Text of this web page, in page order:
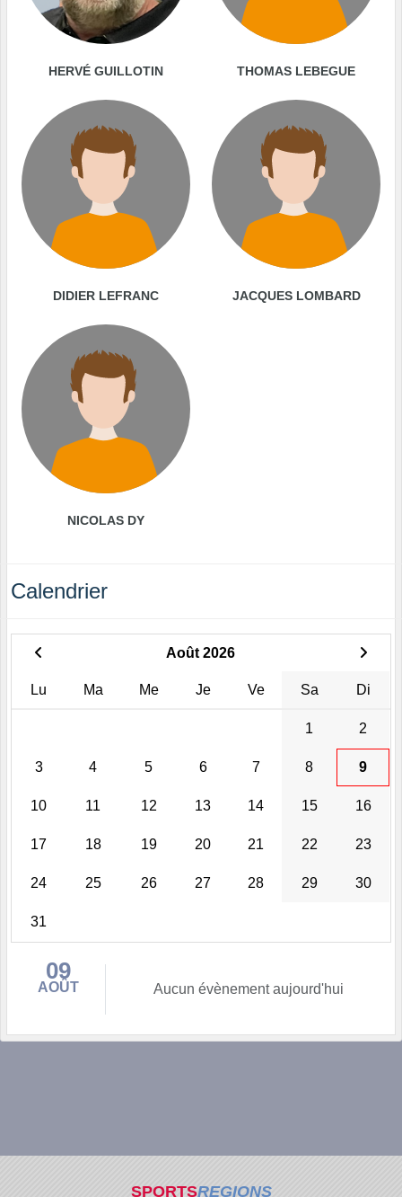
HERVÉ GUILLOTIN THOMAS LEBEGUE
DIDIER LEFRANC JACQUES LOMBARD
NICOLAS DY
Calendrier
Août 2026
Lu Ma Me Je Ve Sa Di
1 2
3 4 5 6 7 8 9
10 11 12 13 14 15 16
17 18 19 20 21 22 23
24 25 26 27 28 29 30
31
09
AOÛT Aucun évènement aujourd'hui
SPORTSREGIONS